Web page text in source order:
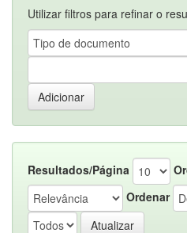
Utilizar filtros para refinar o
Resultados/Página
Ordenar